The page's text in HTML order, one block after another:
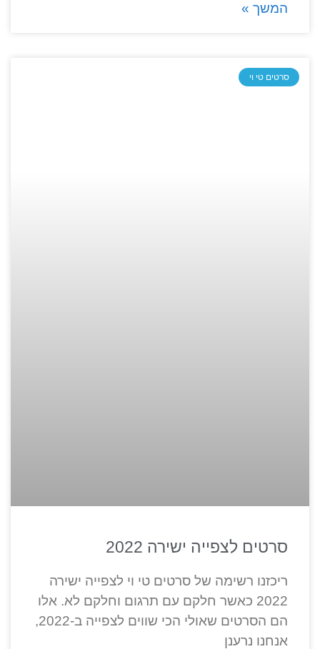
המשך »
סרטים טי וי
סרטים לצפייה ישירה 2022
ריכזנו רשימה של סרטים טי וי לצפייה ישירה
2022 כאשר חלקם עם תרגום וחלקם לא. אלו
הם הסרטים שאולי הכי שווים לצפייה ב-2022,
אנחנו נרענן